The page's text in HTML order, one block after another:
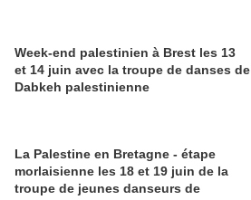
Week-end palestinien à Brest les 13
et 14 juin avec la troupe de danses de
Dabkeh palestinienne
La Palestine en Bretagne - étape
morlaisienne les 18 et 19 juin de la
troupe de jeunes danseurs de